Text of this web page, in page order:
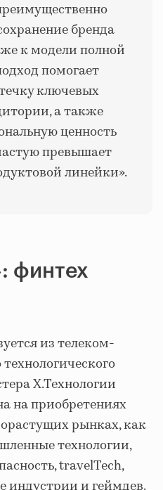
бренда
к модели полной
помогает
ключевых
а также
ценность
превышает
линейки».
финтех
из телеком-
Х.Технологии
на приобретениях
рынках, как
технологии,
travelTech,